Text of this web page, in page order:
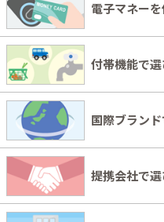
電子マネー
付帯機能で
国際ブラン
提携会社で